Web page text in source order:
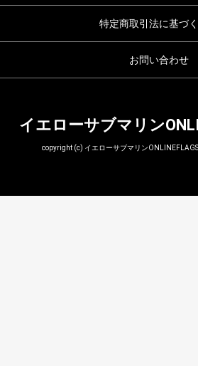
特定商取引法に基づ
お問い合わせ
イエローサブマリン
copyright (c) イエローサブマリン